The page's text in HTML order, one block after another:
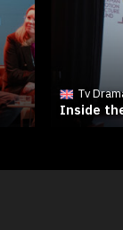
Tv
Inside